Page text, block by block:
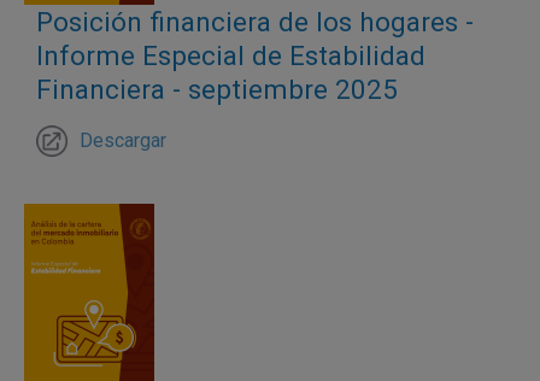
Posición financiera de los hogares -
Informe Especial de Estabilidad
Financiera - septiembre 2025
Descargar